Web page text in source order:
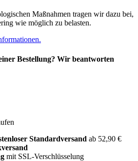
Maßnahmen tragen wir dazu bei,
wie möglich zu belasten.
Bestellung? Wir beantworten
Standardversand ab 52,90 €
mit SSL-Verschlüsselung